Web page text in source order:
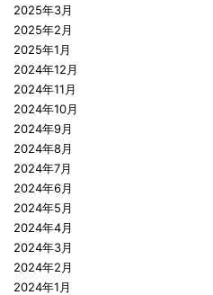
2025年3月
2025年2月
2025年1月
2024年12月
2024年11月
2024年10月
2024年9月
2024年8月
2024年7月
2024年6月
2024年5月
2024年4月
2024年3月
2024年2月
2024年1月